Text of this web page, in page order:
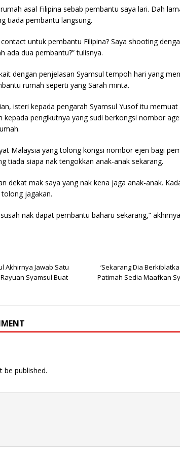
asal Filipina sebab pembantu saya lari. Dah
tiada pembantu langsung.
untuk pembantu Filipina? Saya shooting
ada dua pembantu?” tulisnya.
dengan penjelasan Syamsul tempoh hari yang
rumah seperti yang Sarah minta.
isteri kepada pengarah Syamsul Yusof itu
kepada pengikutnya yang sudi berkongsi nombor
Malaysia yang tolong kongsi nombor ejen bagi
tiada siapa nak tengokkan anak-anak sekarang.
dekat mak saya yang nak kena jaga anak-anak.
jagakan.
nak dapat pembantu baharu sekarang,”
Akhirnya Jawab Satu
Syamsul Buat
‘Sekarang Dia
Patimah Sedia Maafkan
be published.